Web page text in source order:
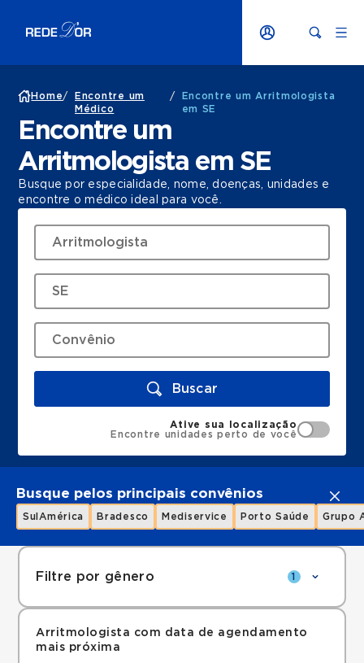
Home/
Encontre um
Médico
/
Encontre um Arritmologista
em SE
Encontre um
Arritmologista em SE
Busque por especialidade, nome, doenças, unidades e
encontre o médico ideal para você.
Buscar
Ative sua localização
Encontre unidades perto de você
Busque pelos principais convênios
SulAmérica Bradesco Mediservice Porto Saúde Grupo
Filtre por gênero 1
Arritmologista com data de agendamento
mais próxima